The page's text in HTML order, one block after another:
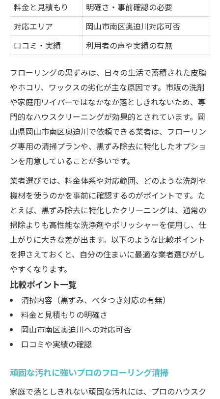
料金と見積もり
明確さ・事前確認の必要
対応エリア
岡山市南区奥迫川対応可否
口コミ・実績
利用者の声や実績の有無
フローリングの黒ずみは、日々の生活で蓄積された皮脂
やホコリ、ワックスの劣化が主な原因です。市販の洗剤
や家庭用ワイパーではなかなか落としきれないため、専
門的なハウスクリーニングが効果的とされています。岡
山県岡山市南区奥迫川で依頼できる業者は、フローリン
グ専用の清掃プランや、黒ずみ除去に特化したオプショ
ンを用意していることが多いです。
業者選びでは、料金体系や対応範囲、どのような洗剤や
機材を使うのかを事前に確認するのがポイントです。た
とえば、黒ずみ除去に特化したクリーニングは、通常の
掃除よりも高性能な洗浄剤やポリッシャーを使用し、仕
上がりに大きな差が出ます。以下のような比較ポイント
を押さえておくと、自分の住まいに最適な業者選びがし
やすくなります。
比較ポイント一覧
清掃内容（黒ずみ、ベタつき対応の有無）
料金と見積もりの明確さ
岡山市南区奥迫川への対応可否
口コミや実績の確認
頑固な汚れに強いプロのフローリング清掃
家庭で落としきれない頑固な汚れには、プロのハウスク